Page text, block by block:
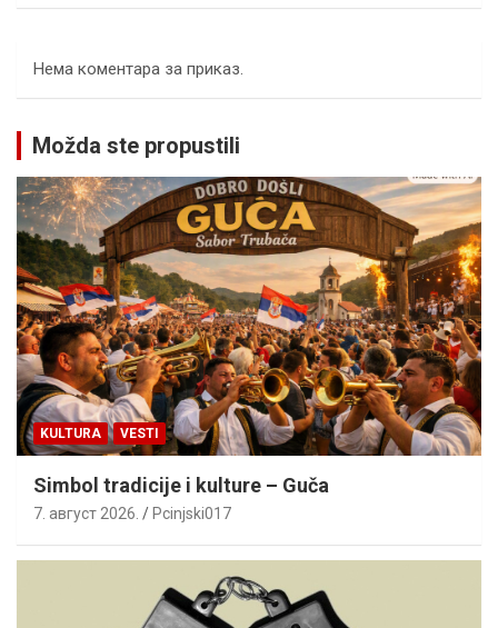
Нема коментара за приказ.
Možda ste propustili
KULTURA VESTI
Simbol tradicije i kulture – Guča
7. август 2026. Pcinjski017